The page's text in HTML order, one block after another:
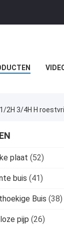
2H 3/4H H
plaat (52)
buis (41)
Buis (38)
pijp (26)